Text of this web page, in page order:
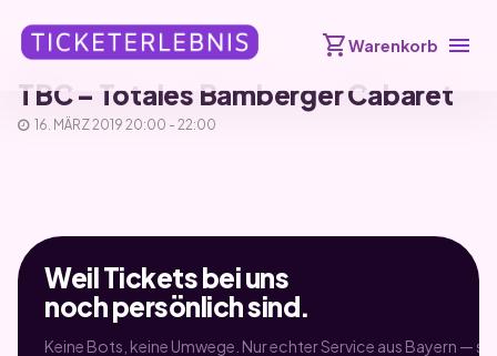
shopping_cartWarenkorb menu
TBC – Totales Bamberger Cabaret
16. MÄRZ 2019 20:00 - 22:00
Weil Tickets bei uns
noch persönlich sind.
Keine Bots, keine Umwege. Nur echter Service aus Bayern —